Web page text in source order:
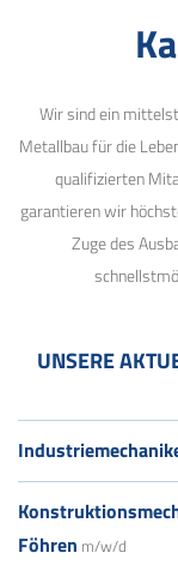
Wir sind ein
Metallbau für die
qualifizierten
garantieren wir
Zuge des
UNSERE
Föhren m/w/d